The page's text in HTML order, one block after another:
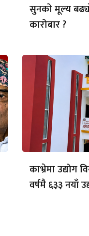
सुनको मूल्य
कारोबार ?
काभ्रेमा उद्योग
वर्षमै ६३३ नयाँ